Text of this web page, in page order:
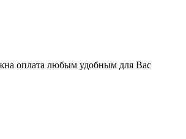
оплата любым удобным для Вас